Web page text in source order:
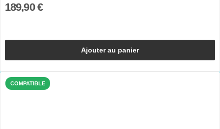
189,90 €
Ajouter au panier
COMPATIBLE